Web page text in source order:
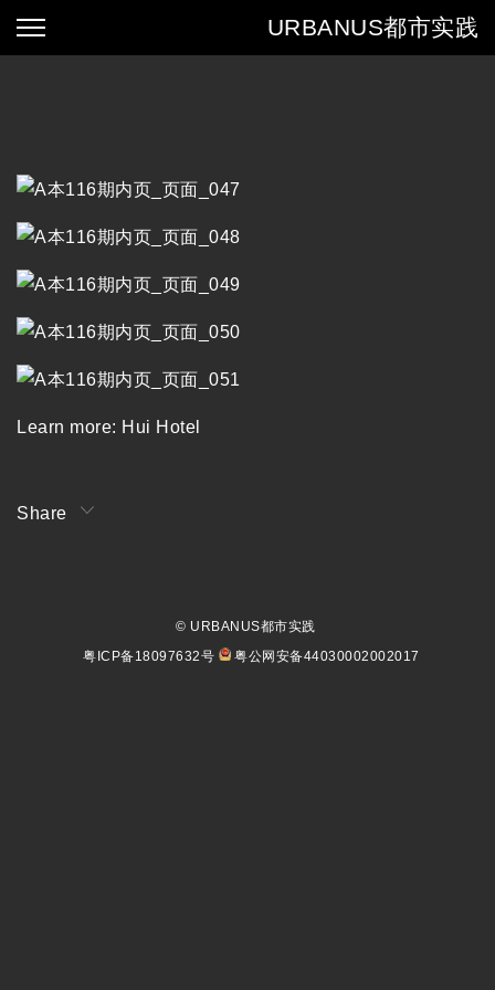
URBANUS都市实践
Learn more: Hui Hotel
Share
© URBANUS都市实践
粤ICP备18097632号
粤公网安备44030002002017